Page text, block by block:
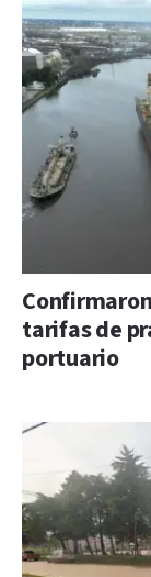
tarifas de
portuario